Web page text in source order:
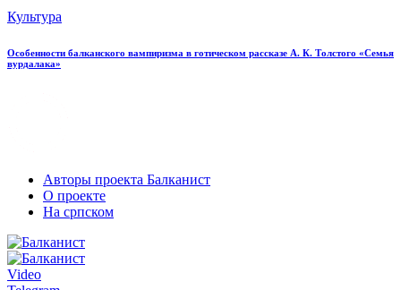
Культура
Особенности балканского вампиризма в готическом рассказе А. К. Толстого «Семья
вурдалака»
Авторы проекта Балканист
О проекте
На српском
Video